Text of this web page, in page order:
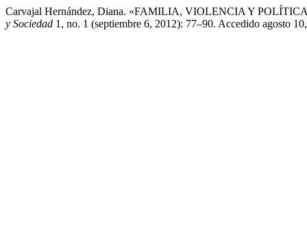
Carvajal Hernández, Diana. «FAMILIA, VIOLENCIA Y
y Sociedad 1, no. 1 (septiembre 6, 2012): 77–90. Accedido agosto